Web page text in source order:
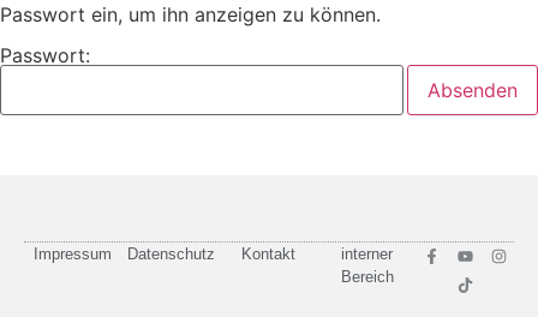
Passwort ein, um ihn anzeigen zu können.
Passwort:
Impressum Datenschutz Kontakt
interner
Bereich